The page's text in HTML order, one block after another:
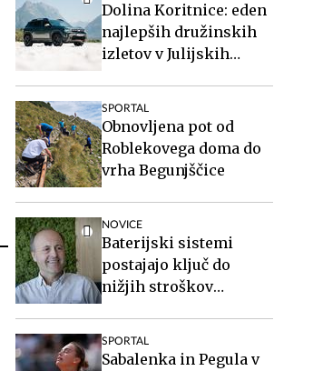
Dolina Koritnice: eden
najlepših družinskih
izletov v Julijskih
SPORTAL
Obnovljena pot od
Roblekovega doma do
vrha Begunjščice
NOVICE
Baterijski sistemi
postajajo ključ do
nižjih stroškov
SPORTAL
Sabalenka in Pegula v